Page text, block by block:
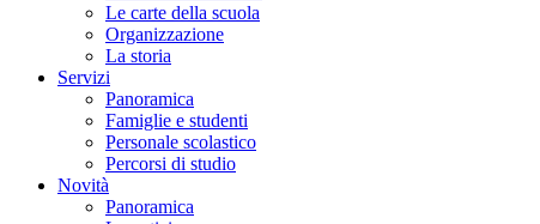
Le carte della scuola
Organizzazione
La storia
Servizi
Panoramica
Famiglie e studenti
Personale scolastico
Percorsi di studio
Novità
Panoramica